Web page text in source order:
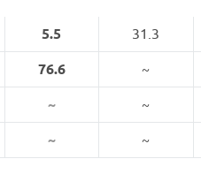
5.5 31.3
76.6 ~
~ ~
~ ~